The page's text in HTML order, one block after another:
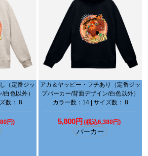
（定番ジッ
白色以外）
数： 8
円)
アカ＆ヤッピー・フチあり（定番ジッ
プパーカー/背面デザイン/白色以外）
カラー数：14 | サイズ数： 8
5,800円 (税込6,380円)
パーカー